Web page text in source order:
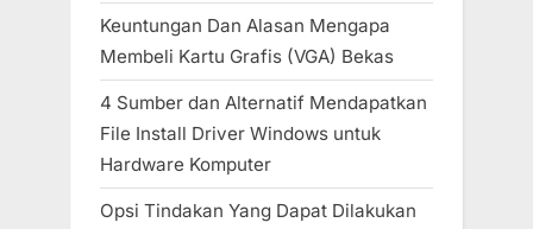
Keuntungan Dan Alasan Mengapa
Membeli Kartu Grafis (VGA) Bekas
4 Sumber dan Alternatif Mendapatkan
File Install Driver Windows untuk
Hardware Komputer
Opsi Tindakan Yang Dapat Dilakukan